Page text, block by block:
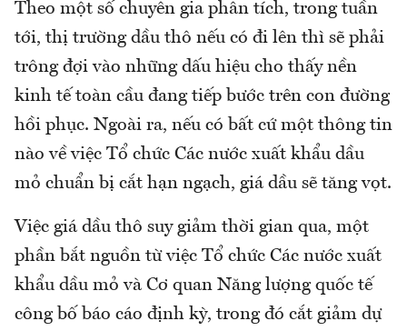
Theo một số chuyên gia phân tích, trong tuần
tới, thị trường dầu thô nếu có đi lên thì sẽ phải
trông đợi vào những dấu hiệu cho thấy nền
kinh tế toàn cầu đang tiếp bước trên con đường
hồi phục. Ngoài ra, nếu có bất cứ một thông tin
nào về việc Tổ chức Các nước xuất khẩu dầu
mỏ chuẩn bị cắt hạn ngạch, giá dầu sẽ tăng vọt.
Việc giá dầu thô suy giảm thời gian qua, một
phần bắt nguồn từ việc Tổ chức Các nước xuất
khẩu dầu mỏ và Cơ quan Năng lượng quốc tế
công bố báo cáo định kỳ, trong đó cắt giảm dự